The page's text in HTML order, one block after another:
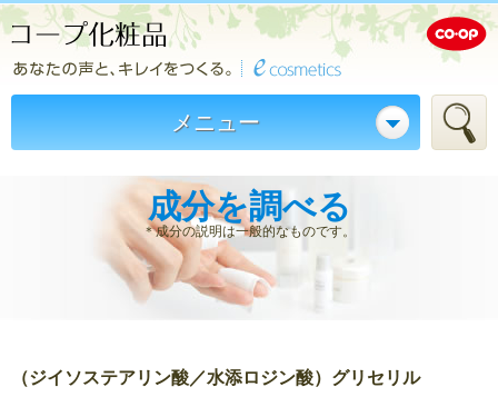
メニュー
成分を調べる
＊成分の説明は一般的なものです。
（ジイソステアリン酸／水添ロジン酸）グリセリル